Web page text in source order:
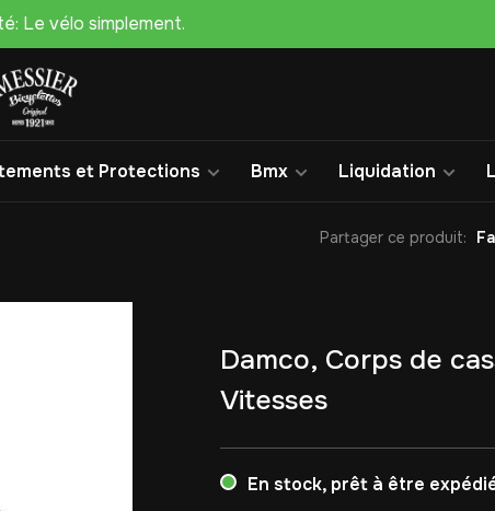
Le vélo simplement.
et Protections Bmx Liquidation
Partager ce produit:
Damco, Corps de
Vitesses
En stock, prêt à être